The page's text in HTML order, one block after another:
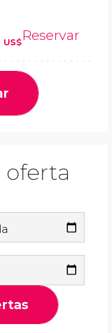
US$Reservar
oferta